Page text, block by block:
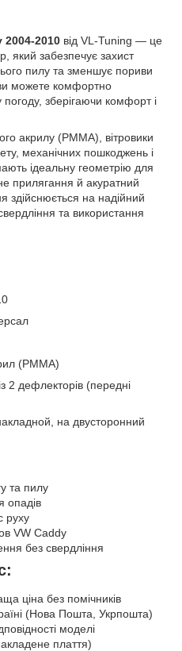
2004-2010 від VL-Tuning — це
який забезпечує захист
пилу та зменшує пориви
ви можете комфортно
зберігаючи комфорт і
акрилу (PMMA), вітровики
механічних пошкоджень і
ідеальну геометрію для
прилягання й акуратний
здійснюється на надійний
та використання
(PMMA)
2 дефлекторів (передні
на двусторонний
та пилу
опадів
руху
VW Caddy
без свердління
ціна без помічників
(Нова Пошта, Укрпошта)
моделі
плаття)